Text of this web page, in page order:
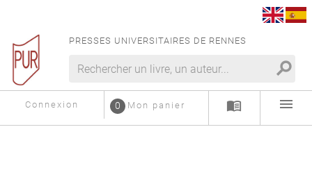
PRESSES UNIVERSITAIRES DE RENNES
search
Connexion Mon panier
0 menu_book menu